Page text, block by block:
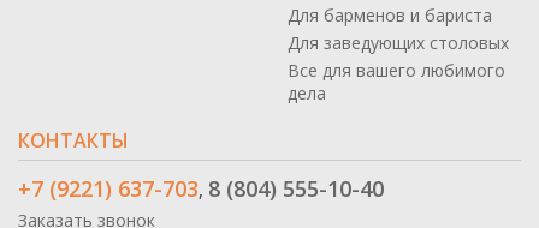
Для барменов и бариста
Для заведующих столовых
Все для вашего любимого
дела
КОНТАКТЫ
+7 (9221) 637-703, 8 (804) 555-10-40
Заказать звонок